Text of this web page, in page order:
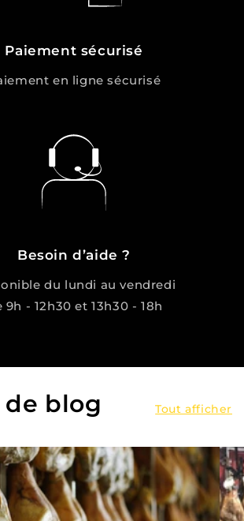
Paiement sécurisé
en ligne sécurisé
Besoin d’aide ?
du lundi au vendredi
9h - 12h30 et 13h30 - 18h
blog Tout afficher